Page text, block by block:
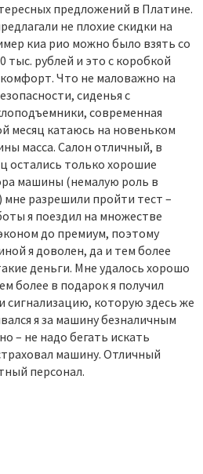
предложений в Платине.
не плохие скидки на
киа рио можно было взять со
тыс. рублей и это с коробкой
Что не маловажно на
сиденья с
современная
месяц катаюсь на новеньком
масса. Салон отличный, в
остались только хорошие
машины (немалую роль в
разрешили пройти тест –
я поездил на множестве
до премиум, поэтому
я доволен, да и тем более
деньги. Мне удалось хорошо
более в подарок я получил
сигнализацию, которую здесь же
я за машину безналичным
– не надо бегать искать
машину. Отличный
персонал.